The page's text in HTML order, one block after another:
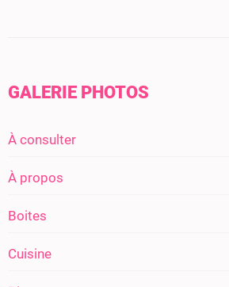
GALERIE PHOTOS
À consulter
À propos
Boites
Cuisine